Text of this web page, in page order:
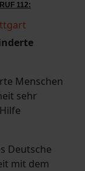
112:
Menschen
sehr
Deutsche
mit dem